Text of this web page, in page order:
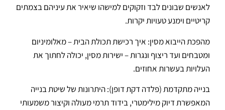
לאנשים שבונים לבד וזקוקים למישהו שיאיר את עיניהם בצמתים
קריטיים וימנע טעויות יקרות.
מהפכת הייבוא מסין: איך רכישת תכולת הבית – מאלומיניום
ומטבחים ועד ריצוף ונגרות – ישירות מסין, יכולה לחתוך את
העלויות בעשרות אחוזים.
בנייה מתקדמת (פלדה דקת דופן): היתרונות של שיטת בנייה
המאפשרת דיוק מילימטרי, בידוד תרמי מעולה וקיצור משמעותי